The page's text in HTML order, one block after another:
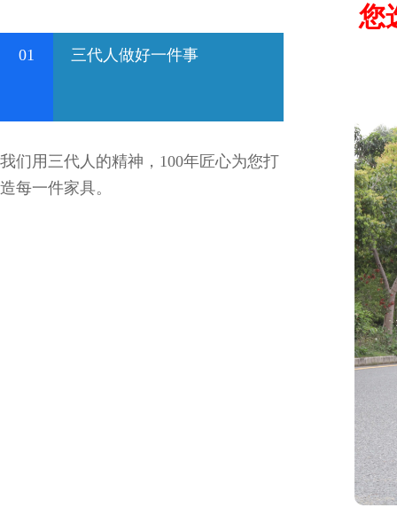
您
01 三代人做好一件事
我们用三代人的精神，100年匠心为您打
造每一件家具。